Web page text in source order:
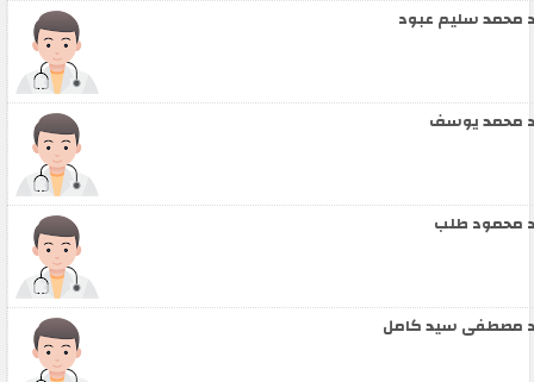
محمد سليم عبود
محمد يوسف
محمود طلب
مصطفى سيد كامل